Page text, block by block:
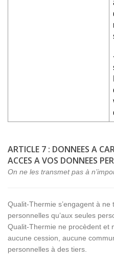
ARTICLE 7 : DONNEES A
ACCES A VOS DONNEES
On ne les transmet pas à
Qualit-Thermie s’engagent à
personnelles qu’aux seules
Qualit-Thermie ne procèdent et
aucune cession, aucune
personnelles à des tiers.